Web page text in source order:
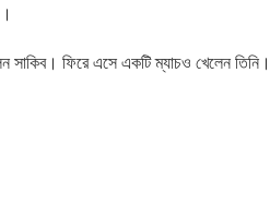
সাকিব। ফিরে এসে একটি ম্যাচও খেলেন